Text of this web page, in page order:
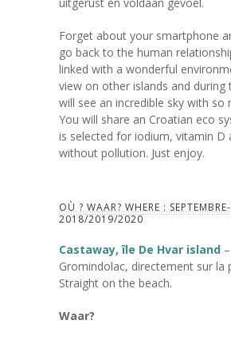
Forget about your smartphone
go back to the human
linked with a wonderful
view on other islands and during
will see an incredible sky with so
You will share an Croatian eco
is selected for iodium, vitamin D
without pollution. Just enjoy.
OÙ ? WAAR? WHERE :
2018/2019/2020
Castaway, île De Hvar island –
Gromindolac, directement sur la
Straight on the beach.
Waar?